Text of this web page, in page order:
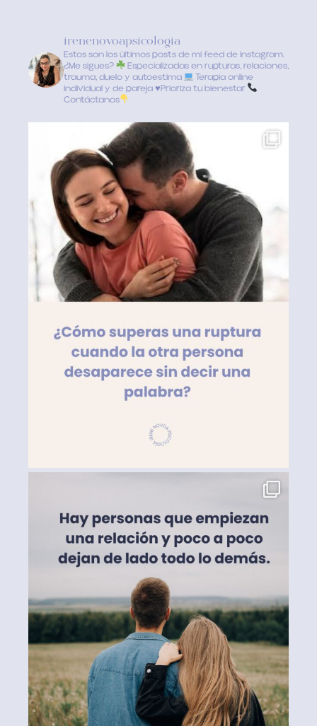
irenenovoapsicologia
Estos son los últimos posts de mi feed de Instagram.
¿Me sigues?
Especializadas en rupturas, relaciones,
trauma, duelo y autoestima
Terapia online
individual y de pareja♥️Prioriza tu bienestar
Contáctanos